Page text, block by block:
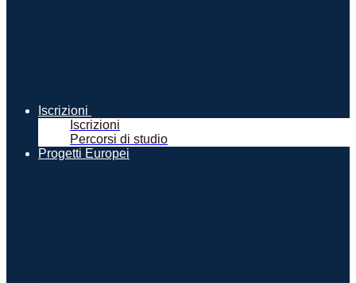
Iscrizioni
Iscrizioni
Percorsi di studio
Progetti Europei